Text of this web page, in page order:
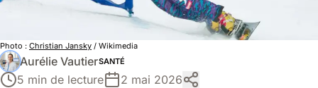
Photo : Christian Jansky / Wikimedia
Aurélie VautierSANTÉ
5 min de lecture
2 mai 2026